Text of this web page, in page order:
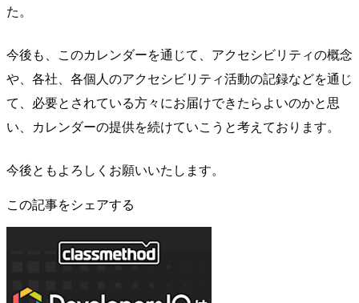
た。
今後も、このカレンダーを通じて、アクセシビリティの概念
や、各社、各個人のアクセシビリティ活動の記録などを通じ
て、必要とされている方々にお届けできたらよいのかと思
い、カレンダーの提供を続けていこうと考えております。
今後ともよろしくお願いいたします。
この記事をシェアする